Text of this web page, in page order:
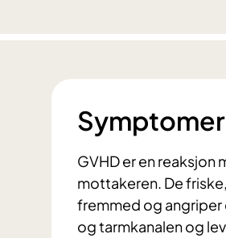
Symptomer
GVHD er en
mottakeren. De
fremmed og angriper
og tarmkanalen og